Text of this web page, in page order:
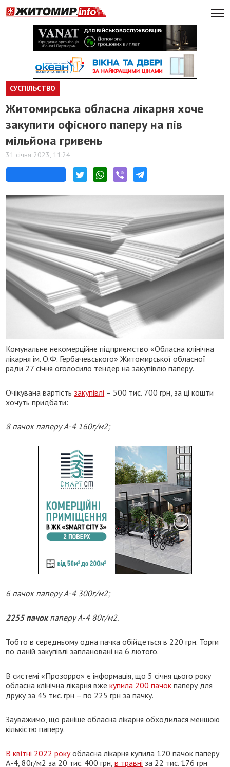
СУСПІЛЬСТВО
Житомирська обласна лікарня хоче
закупити офісного паперу на пів
мільйона гривень
31 січня 2023, 11:24
Комунальне некомерційне підприємство «Обласна клінічна
лікарня ім. О.Ф. Гербачевського» Житомирської обласної
ради 27 січня оголосило тендер на закупівлю паперу.
Очікувана вартість закупівлі – 500 тис. 700 грн, за ці кошти
хочуть придбати:
8 пачок паперу А-4 160г/м2;
6 пачок паперу А-4 300г/м2;
2255 пачокпаперу А-4 80г/м2.
Тобто в середньому одна пачка обійдеться в 220 грн. Торги
по даній закупівлі заплановані на 6 лютого.
В системі «Прозорро» є інформація, що 5 січня цього року
обласна клінічна лікарня вжекупила 200 пачок паперу для
друку за 45 тис. грн – по 225 грн за пачку.
Зауважимо, що раніше обласна лікарня обходилася меншою
кількістю паперу.
В квітні 2022 рокуобласна лікарня купила 120 пачок паперу
А-4, 80г/м2 за 20 тис. 400 грн,в травні за 22 тис. 176 грн